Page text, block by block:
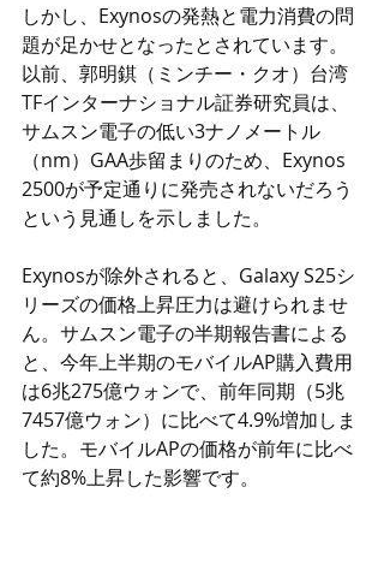
しかし、Exynosの発熱と電力消費の問
題が足かせとなったとされています。
以前、郭明錤（ミンチー・クオ）台湾
TFインターナショナル証券研究員は、
サムスン電子の低い3ナノメートル
（nm）GAA歩留まりのため、Exynos
2500が予定通りに発売されないだろう
という見通しを示しました。
Exynosが除外されると、Galaxy S25シ
リーズの価格上昇圧力は避けられませ
ん。サムスン電子の半期報告書による
と、今年上半期のモバイルAP購入費用
は6兆275億ウォンで、前年同期（5兆
7457億ウォン）に比べて4.9%増加しま
した。モバイルAPの価格が前年に比べ
て約8%上昇した影響です。